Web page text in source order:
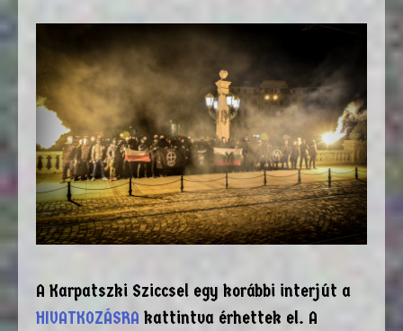
A Karpatszki Sziccsel egy korábbi interjút a
HIVATKOZÁSRA kattintva érhettek el. A